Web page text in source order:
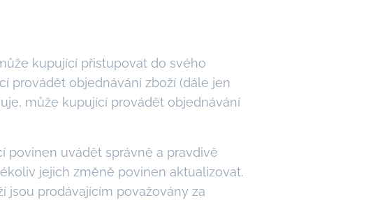
kupující přistupovat do svého
provádět objednávání zboží (dále jen
může kupující provádět objednávání
povinen uvádět správně a pravdivě
jejich změně povinen aktualizovat.
jsou prodávajícím považovány za